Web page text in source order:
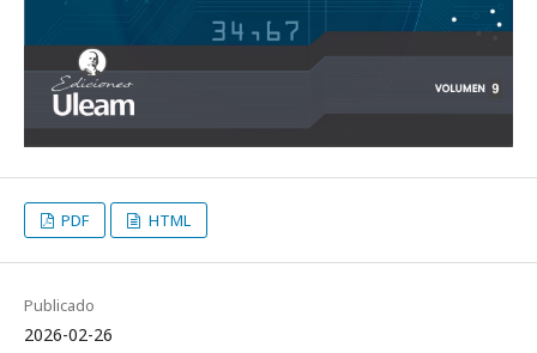
PDF HTML
Publicado
2026-02-26